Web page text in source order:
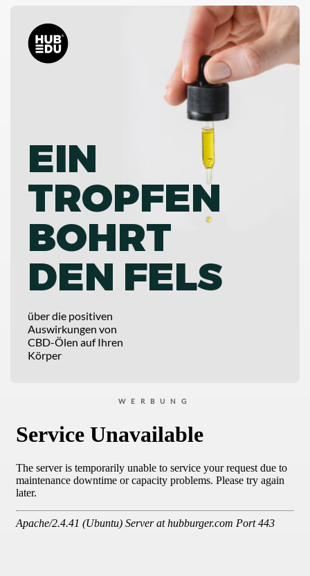
EIN
TROPFEN
BOHRT
DEN FELS
über die positiven
Auswirkungen von
CBD-Ölen auf Ihren
Körper
WERBUNG